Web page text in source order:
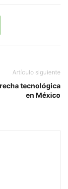
Artículo siguiente
tecnológica
en México